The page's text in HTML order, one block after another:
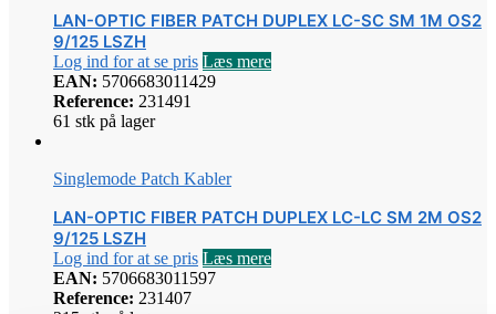
LAN-OPTIC FIBER PATCH DUPLEX LC-SC SM 1M OS2
9/125 LSZH
Log ind for at se pris Læs mere
EAN: 5706683011429
Reference: 231491
61 stk på lager
Singlemode Patch Kabler
LAN-OPTIC FIBER PATCH DUPLEX LC-LC SM 2M OS2
9/125 LSZH
Log ind for at se pris Læs mere
EAN: 5706683011597
Reference: 231407